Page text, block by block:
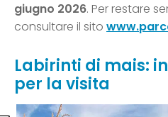
giugno 2026. Per restare
consultare il sito
Labirinti di mais:
per la visita